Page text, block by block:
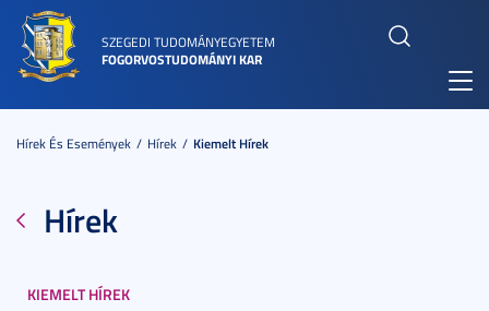
SZEGEDI TUDOMÁNYEGYETEM
FOGORVOSTUDOMÁNYI KAR
Hírek És Események Hírek Kiemelt Hírek
Hírek
KIEMELT HÍREK